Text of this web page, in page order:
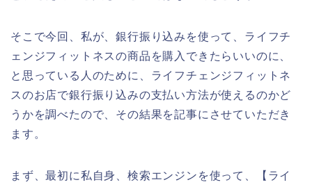
そこで今回、私が、銀行振り込みを使って、ライフチ
ェンジフィットネスの商品を購入できたらいいのに、
と思っている人のために、ライフチェンジフィットネ
スのお店で銀行振り込みの支払い方法が使えるのかど
うかを調べたので、その結果を記事にさせていただき
ます。
まず、最初に私自身、検索エンジンを使って、【ライ